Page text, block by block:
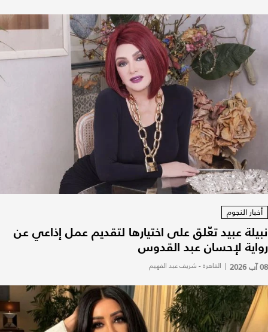
أخبار النجوم
نبيلة عبيد تعّلق على اختيارها لتقديم عمل إذاعي عن
رواية لإحسان عبد القدوس
08 آب 2026 | القاهرة - شريف عبد الفهيم